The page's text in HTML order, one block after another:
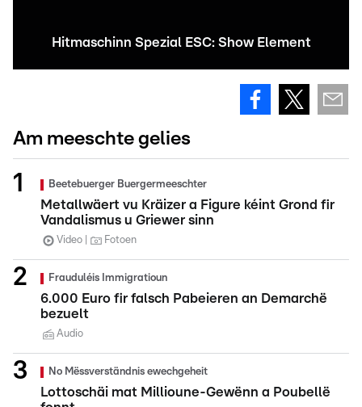
Hitmaschinn Spezial ESC: Show Element
Am meeschte gelies
Beetebuerger Buergermeeschter
Metallwäert vu Kräizer a Figure kéint Grond fir
Vandalismus u Griewer sinn
Video Fotoen
Frauduléis Immigratioun
6.000 Euro fir falsch Pabeieren an Demarchë
bezuelt
Audio
No Mëssverständnis ewechgeheit
Lottoschäi mat Millioune-Gewënn a Poubellë